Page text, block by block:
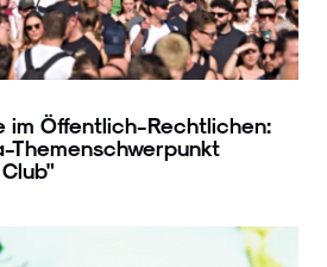
im Öffentlich-Rechtlichen:
Themenschwerpunkt